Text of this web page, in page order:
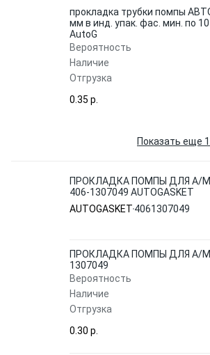
прокладка трубки помпы
мм в инд. упак. фас. мин. по
AutoG
Вероятность
Наличие
Отгрузка
0.35 p.
Показать еще
ПРОКЛАДКА ПОМПЫ ДЛЯ А/М
406-1307049 AUTOGASKET
AUTOGASKET 4061307049
ПРОКЛАДКА ПОМПЫ ДЛЯ А/М
1307049
Вероятность
Наличие
Отгрузка
0.30 p.